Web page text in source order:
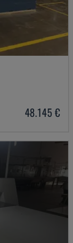
48.145 €